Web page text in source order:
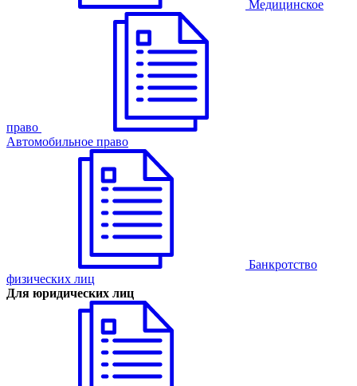
Медицинское
право
Автомобильное право
Банкротство
физических лиц
Для юридических лиц